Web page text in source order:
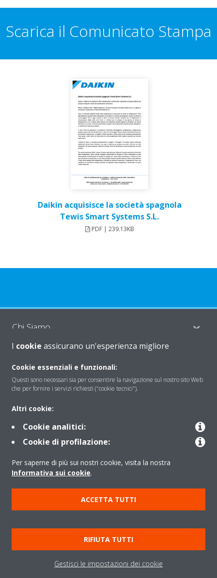
Scarica il Comunicato Stampa
Daikin acquisisce la società spagnola
Tewis Smart Systems S.L.
PDF | 239.13KB
Chi Siamo
Soluzioni
Periodo di supporto definito
Gruppo Daikin Europe
Copyright © Daikin
Cookies Policy
Policy sulla protezione dei dati
Termini di Garanzia
Regolamenti
Informativa Legale
Cerca Prodotto
Data Act
I cookie assicurano un'esperienza migliore
Cookie essenziali e funzionali:
Questi sono necessari sia per consentire la navigazione sul nostro sito Web
che per fornire i servizi richiesti ("cookie tecnici").
Altri cookie:
Cookie analitici:
Cookie di profilazione:
Per saperne di più sui nostri cookie, visita la nostra
Informativa sui cookie.
ACCETTA TUTTI
RIFIUTA TUTTI
Gestisci le impostazioni dei cookie